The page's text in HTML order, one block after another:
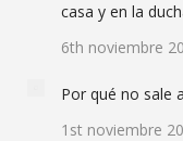
casa y en la
6th noviembre
Por qué no sale
1st noviembre